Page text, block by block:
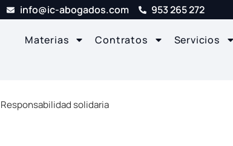
info@ic-abogados.com 953 265 272
Materias Contratos Servicios
Responsabilidad solidaria